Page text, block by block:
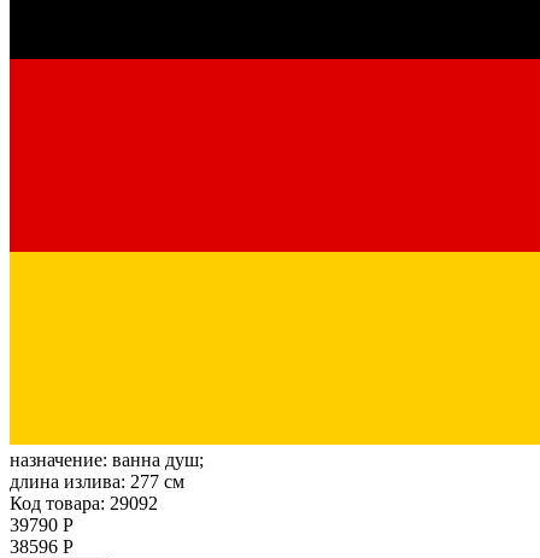
назначение: ванна душ;
длина излива: 277 см
Код товара: 29092
39790 Р
38596 Р